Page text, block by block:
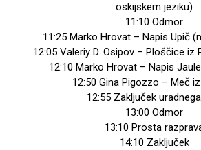
oskijskem jeziku)
11:10 Odmor
11:25 Marko Hrovat – Napis Upič
12:05 Valeriy D. Osipov – Ploščice iz
12:10 Marko Hrovat – Napis
12:50 Gina Pigozzo – Meč
12:55 Zaključek
13:00 Odmor
13:10 Prosta
14:10 Zaključek